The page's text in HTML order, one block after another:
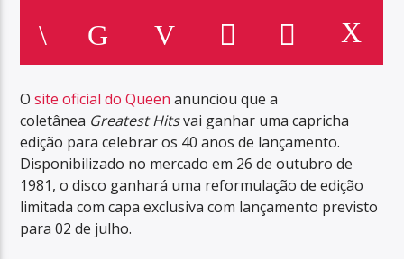
Osite oficial do Queen anunciou que a
coletânea Greatest Hitsvai ganhar uma capricha
edição para celebrar os 40 anos de lançamento.
Disponibilizado no mercado em 26 de outubro de
1981, o disco ganhará uma reformulação de edição
limitada com capa exclusiva com lançamento previsto
para 02 de julho.